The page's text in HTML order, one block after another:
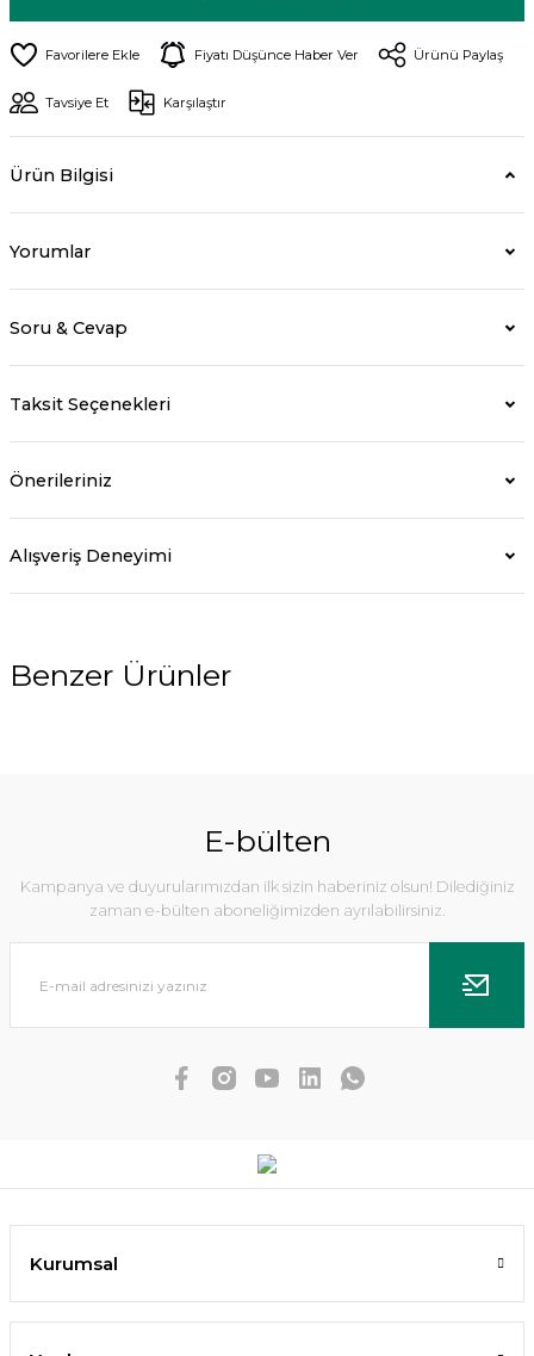
Fiyatı Düşünce Haber Ver Ürünü Paylaş
Tavsiye Et Karşılaştır
Ürün Bilgisi
Yorumlar
Soru & Cevap
Taksit Seçenekleri
Önerileriniz
Alışveriş Deneyimi
Benzer Ürünler
162,82 TL
E-bülten
Kampanya ve duyurularımızdan ilk sizin haberiniz olsun! Dilediğiniz
zaman e-bülten aboneliğimizden ayrılabilirsiniz.
Kurumsal